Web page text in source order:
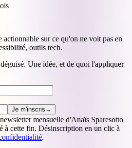
sur ce qu'on ne voit pas en
outils tech.
Une idée, et de quoi l'appliquer
Je m'inscris →
mensuelle d'Anaïs Sparesotto
à cette fin. Désinscription en un clic à
.